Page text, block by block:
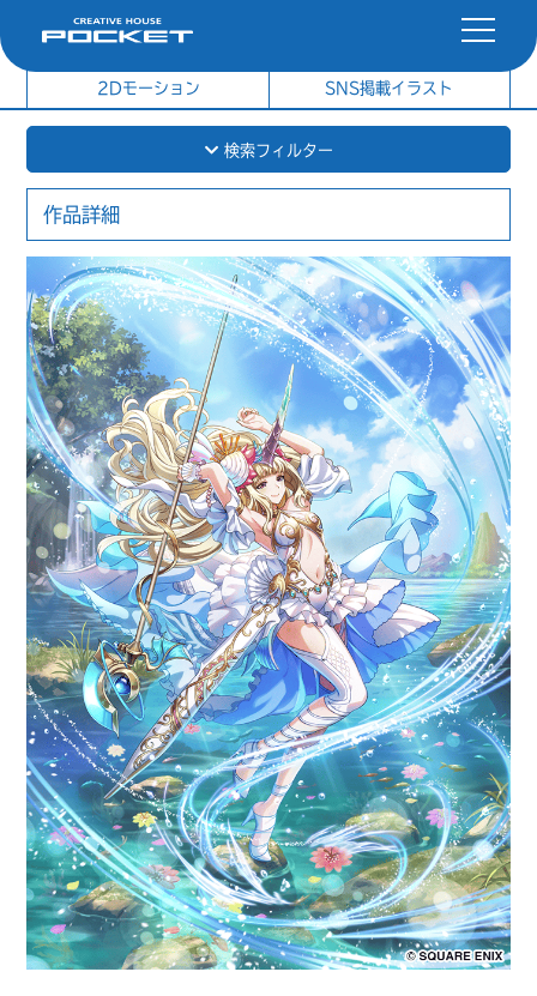
社内制作イラスト
2Dモーション SNS掲載イラスト
検索フィルター
作品詳細